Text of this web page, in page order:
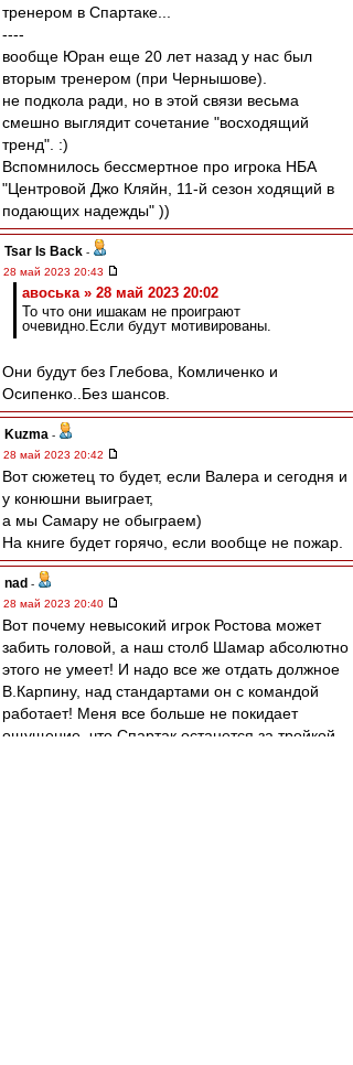
тренером в Спартаке...
----
вообще Юран еще 20 лет назад у нас был
вторым тренером (при Чернышове).
не подкола ради, но в этой связи весьма
смешно выглядит сочетание "восходящий
тренд". :)
Вспомнилось бессмертное про игрока НБА
"Центровой Джо Кляйн, 11-й сезон ходящий в
подающих надежды" ))
Tsar Is Back -
28 май 2023 20:43
авоська » 28 май 2023 20:02
То что они ишакам не проиграют
очевидно.Если будут мотивированы.
Они будут без Глебова, Комличенко и
Осипенко..Без шансов.
Kuzma -
28 май 2023 20:42
Вот сюжетец то будет, если Валера и сегодня и
у конюшни выиграет,
а мы Самару не обыграем)
На книге будет горячо, если вообще не пожар.
nad -
28 май 2023 20:40
Вот почему невысокий игрок Ростова может
забить головой, а наш столб Шамар абсолютно
этого не умеет! И надо все же отдать должное
В.Карпину, над стандартами он с командой
работает! Меня все больше не покидает
ощущение, что Спартак останется за тройкой,